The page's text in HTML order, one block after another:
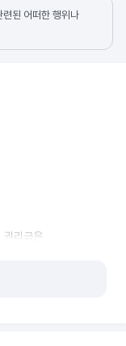
된 어떠한 행위나
권리금은